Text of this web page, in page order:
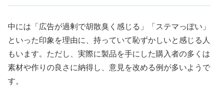
中には「広告が過剰で胡散臭く感じる」「ステマっぽい」
といった印象を理由に、持っていて恥ずかしいと感じる人
もいます。ただし、実際に製品を手にした購入者の多くは
素材や作りの良さに納得し、意見を改める例が多いようで
す。